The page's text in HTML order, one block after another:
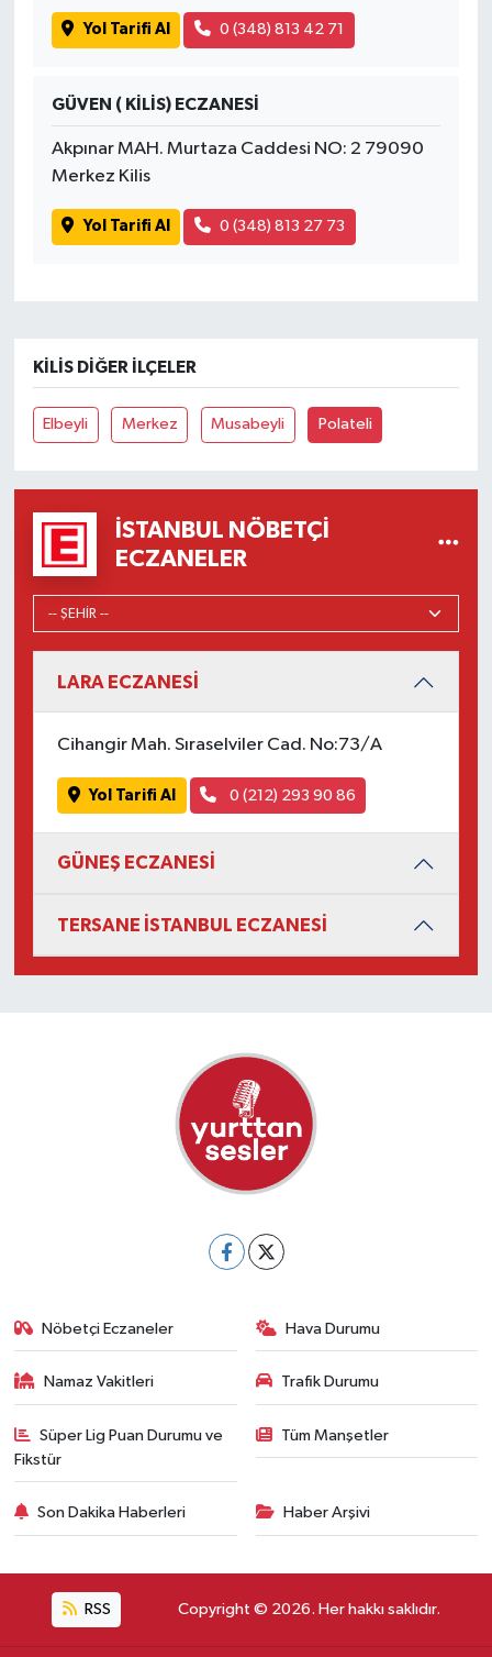
Yol Tarifi Al 0 (348) 813 42 71
GÜVEN ( KİLİS) ECZANESİ
Akpınar MAH. Murtaza Caddesi NO: 2 79090
Merkez Kilis
Yol Tarifi Al 0 (348) 813 27 73
KILIS DIĞER İLÇELER
Elbeyli Merkez Musabeyli Polateli
İSTANBUL NÖBETÇI
ECZANELER
LARA ECZANESİ
Cihangir Mah. Sıraselviler Cad. No:73/A
Yol Tarifi Al 0 (212) 293 90 86
GÜNEŞ ECZANESİ
TERSANE İSTANBUL ECZANESİ
Nöbetçi Eczaneler Hava Durumu
Namaz Vakitleri Trafik Durumu
Süper Lig Puan Durumu ve
Fikstür
Tüm Manşetler
Son Dakika Haberleri Haber Arşivi
RSS Copyright © 2026. Her hakkı saklıdır.